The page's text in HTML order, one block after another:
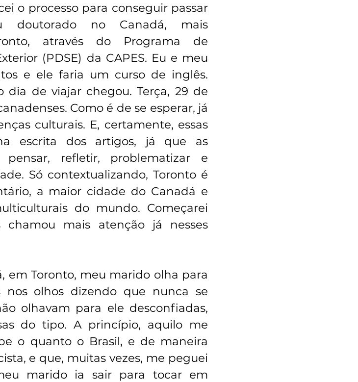
o processo para conseguir passar
doutorado no Canadá, mais
através do Programa de
(PDSE) da CAPES. Eu e meu
e ele faria um curso de inglês.
dia de viajar chegou. Terça, 29 de
Como é de se esperar, já
culturais. E, certamente, essas
escrita dos artigos, já que as
refletir, problematizar e
Só contextualizando, Toronto é
a maior cidade do Canadá e
do mundo. Começarei
mais atenção já nesses
em Toronto, meu marido olha para
olhos dizendo que nunca se
olhavam para ele desconfiadas,
do tipo. A princípio, aquilo me
o quanto o Brasil, e de maneira
e que, muitas vezes, me peguei
marido ia sair para tocar em